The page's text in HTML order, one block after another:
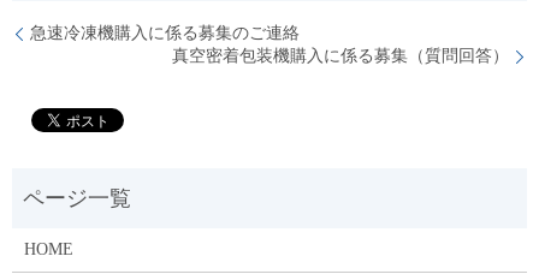
急速冷凍機購入に係る募集のご連絡
真空密着包装機購入に係る募集（質問回答）
HOME